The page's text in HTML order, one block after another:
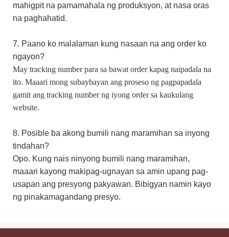
mahigpit na pamamahala ng produksyon, at nasa oras
na paghahatid.
7. Paano ko malalaman kung nasaan na ang order ko
ngayon?
May tracking number para sa bawat order kapag naipadala na
ito. Maaari mong subaybayan ang proseso ng pagpapadala
gamit ang tracking number ng iyong order sa kaukulang
website.
8. Posible ba akong bumili nang maramihan sa inyong
tindahan?
Opo. Kung nais ninyong bumili nang maramihan,
maaari kayong makipag-ugnayan sa amin upang pag-
usapan ang presyong pakyawan. Bibigyan namin kayo
ng pinakamagandang presyo.